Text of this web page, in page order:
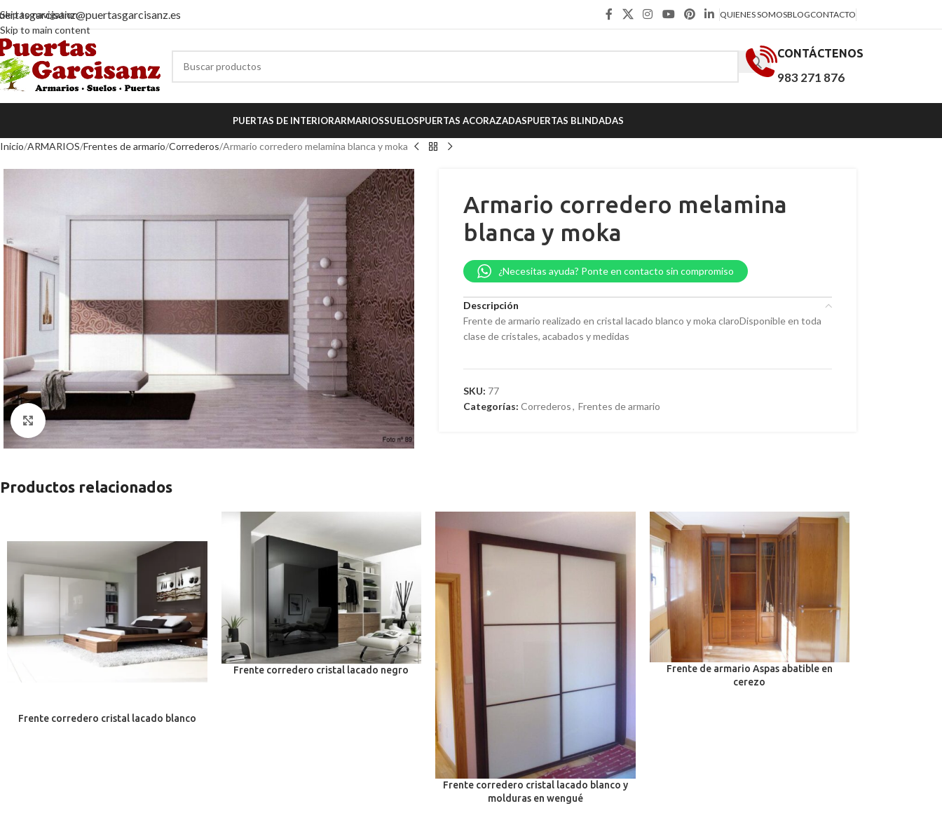
Skip to navigation
Skip to main content
QUIENES SOMOSBLOGCONTACTO
CONTÁCTENOS
983 271 876
PUERTAS DE INTERIORARMARIOSSUELOSPUERTAS ACORAZADASPUERTAS BLINDADAS
Inicio ARMARIOS Frentes de armario Correderos Armario corredero melamina blanca y moka
Clic para ampliar
Armario corredero melamina
blanca y moka
¿Necesitas ayuda? Ponte en contacto sin compromiso
Descripción
Frente de armario realizado en cristal lacado blanco y moka claroDisponible en toda
clase de cristales, acabados y medidas
SKU: 77
Categorías: Correderos, Frentes de armario
Productos relacionados
Frente corredero cristal lacado blanco
Frente corredero cristal lacado negro
Frente corredero cristal lacado blanco y
molduras en wengué
Frente de armario Aspas abatible en
cerezo